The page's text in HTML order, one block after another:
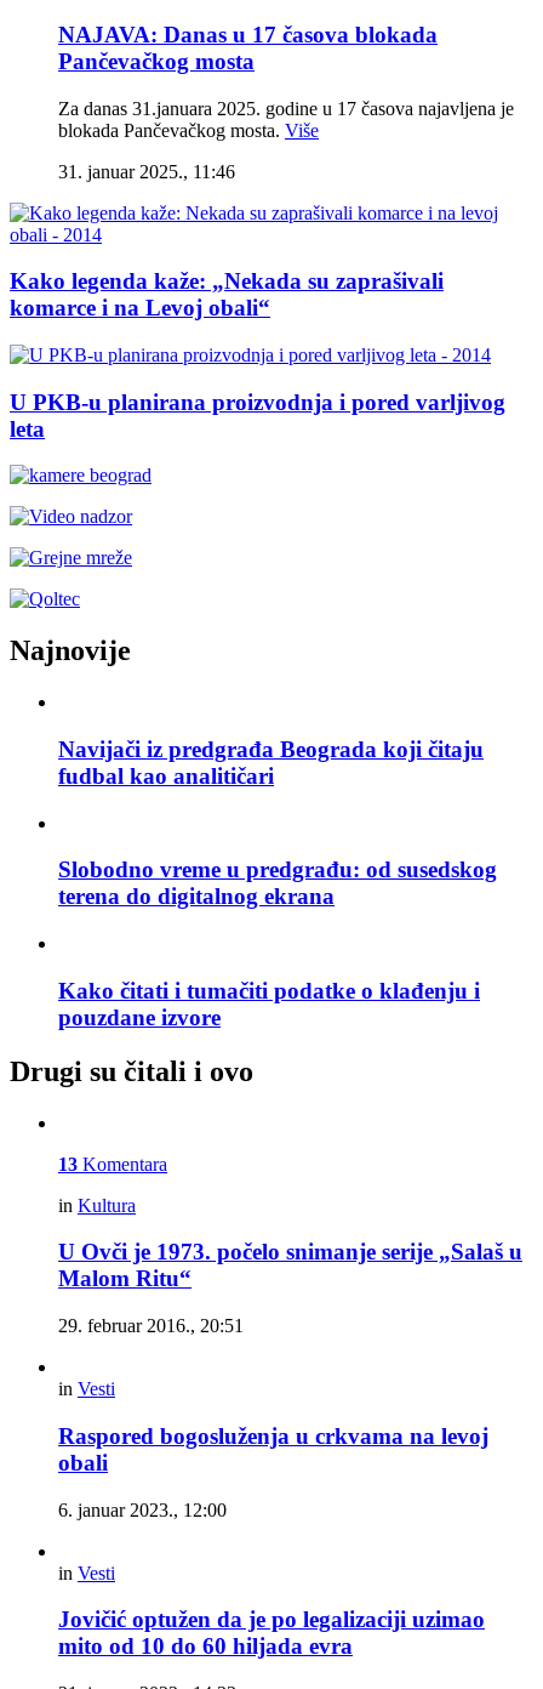
NAJAVA: Danas u 17 časova blokada
Pančevačkog mosta
Za danas 31.januara 2025. godine u 17 časova najavljena je
blokada Pančevačkog mosta. Više
31. januar 2025., 11:46
Kako legenda kaže: „Nekada su zaprašivali
komarce i na Levoj obali“
U PKB-u planirana proizvodnja i pored varljivog
leta
Najnovije
Navijači iz predgrađa Beograda koji čitaju
fudbal kao analitičari
Slobodno vreme u predgrađu: od susedskog
terena do digitalnog ekrana
Kako čitati i tumačiti podatke o klađenju i
pouzdane izvore
Drugi su čitali i ovo
13 Komentara
in Kultura
U Ovči je 1973. počelo snimanje serije „Salaš u
Malom Ritu“
29. februar 2016., 20:51
in Vesti
Raspored bogosluženja u crkvama na levoj
obali
6. januar 2023., 12:00
in Vesti
Jovičić optužen da je po legalizaciji uzimao
mito od 10 do 60 hiljada evra